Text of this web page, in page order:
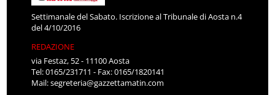
Settimanale del Sabato. Iscrizione al Tribunale di Aosta n.4
del 4/10/2016
REDAZIONE
via Festaz, 52 - 11100 Aosta
Tel: 0165/231711 - Fax: 0165/1820141
Mail:segreteria@gazzettamatin.com